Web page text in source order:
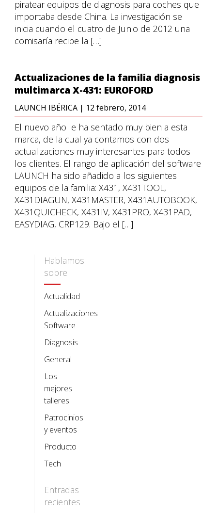
piratear equipos de diagnosis para coches que
importaba desde China. La investigación se
inicia cuando el cuatro de Junio de 2012 una
comisaría recibe la […]
Actualizaciones de la familia diagnosis
multimarca X-431: EUROFORD
LAUNCH IBÉRICA | 12 febrero, 2014
El nuevo año le ha sentado muy bien a esta
marca, de la cual ya contamos con dos
actualizaciones muy interesantes para todos
los clientes. El rango de aplicación del software
LAUNCH ha sido añadido a los siguientes
equipos de la familia: X431, X431TOOL,
X431DIAGUN, X431MASTER, X431AUTOBOOK,
X431QUICHECK, X431IV, X431PRO, X431PAD,
EASYDIAG, CRP129. Bajo el […]
Hablamos
sobre
Actualidad
Actualizaciones
Software
Diagnosis
General
Los
mejores
talleres
Patrocinios
y eventos
Producto
Tech
Entradas
recientes